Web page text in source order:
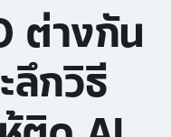
ต่างกัน
ลึกวิธี